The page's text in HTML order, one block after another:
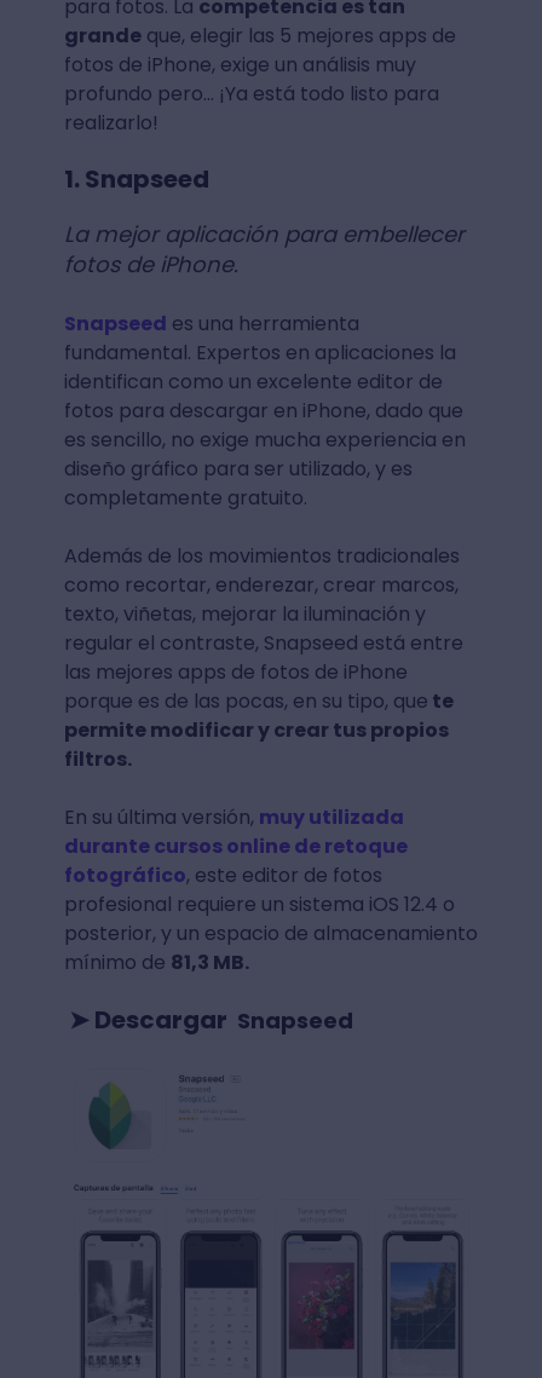
para fotos. La competencia es tan
grandeque, elegir las 5 mejores apps de
fotos de iPhone, exige un análisis muy
profundo pero… ¡Ya está todo listo para
realizarlo!
1. Snapseed
La mejor aplicación para embellecer
fotos de iPhone.
Snapseed es una herramienta
fundamental. Expertos en aplicaciones la
identifican como un excelente editor de
fotos para descargar en iPhone, dado que
es sencillo, no exige mucha experiencia en
diseño gráfico para ser utilizado, y es
completamente gratuito.
Además de los movimientos tradicionales
como recortar, enderezar, crear marcos,
texto, viñetas, mejorar la iluminación y
regular el contraste, Snapseed está entre
las mejores apps de fotos de iPhone
porque es de las pocas, en su tipo, que te
permite modificar y crear tus propios
filtros.
En su última versión, muy utilizada
durante cursos online de retoque
fotográfico, este editor de fotos
profesional requiere un sistema iOS 12.4 o
posterior, y un espacio de almacenamiento
mínimo de 81,3 MB.
➤ Descargar Snapseed